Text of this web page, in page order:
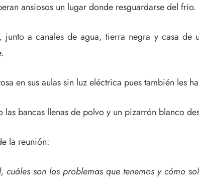
ansiosos un lugar donde resguardarse del frio.
junto a canales de agua, tierra negra y casa
en sus aulas sin luz eléctrica pues también les
bancas llenas de polvo y un pizarrón blanco
la reunión:
son los problemas que tenemos y cómo